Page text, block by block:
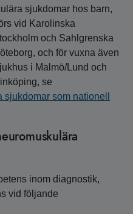
sjukdomar hos barn,
vid Karolinska
och Sahlgrenska
och för vuxna även
i Malmö/Lund och
se
sjukdomar som nationell
inom diagnostik,
vid följande